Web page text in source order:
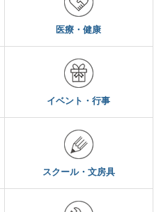
医療・健康
イベント・行事
スクール・文房具